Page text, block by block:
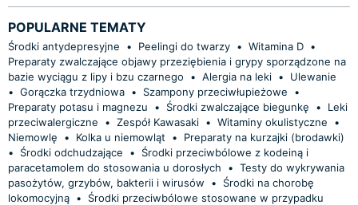
POPULARNE TEMATY
Środki antydepresyjne • Peelingi do twarzy • Witamina D •
Preparaty zwalczające objawy przeziębienia i grypy sporządzone na
bazie wyciągu z lipy i bzu czarnego
• Alergia na leki •
Ulewanie
• Gorączka trzydniowa • Szampony przeciwłupieżowe
•
Preparaty potasu i magnezu
• Środki zwalczające biegunkę •
Leki
przeciwalergiczne
• Zespół Kawasaki • Witaminy okulistyczne
•
Niemowlę
• Kolka u niemowląt •
Preparaty na kurzajki (brodawki)
•
Środki odchudzające •
Środki przeciwbólowe z kodeiną i
paracetamolem do stosowania u dorosłych
• Testy do wykrywania
pasożytów, grzybów, bakterii i wirusów
•
Środki na chorobę
lokomocyjną •
Środki przeciwbólowe stosowane w przypadku